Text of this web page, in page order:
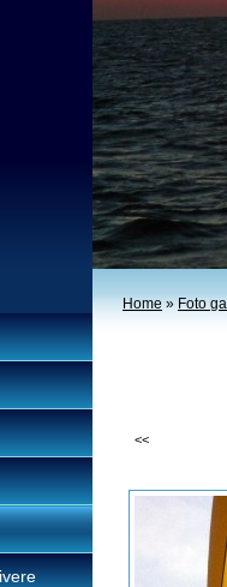
Home»Foto
<<